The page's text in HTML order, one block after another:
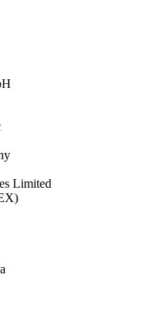
Limited